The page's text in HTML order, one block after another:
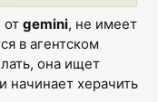
от gemini, не имеет
в агентском
она ищет
начинает херачить